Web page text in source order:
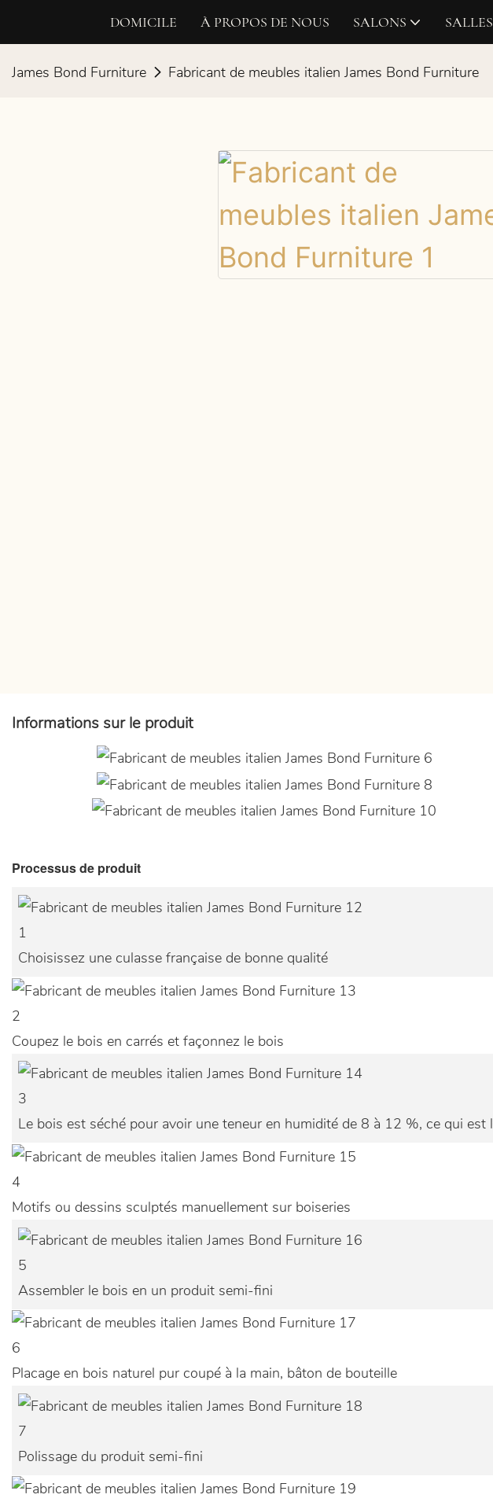
DOMICILE À PROPOS DE NOUS SALONS
James Bond Furniture Fabricant de meubles italien James Bond Furniture
Informations sur le produit
Processus de produit
1
Choisissez une culasse française de bonne qualité
2
Coupez le bois en carrés et façonnez le bois
3
Le bois est séché pour avoir une teneur en humidité de 8 à 12 %, ce qui est
4
Motifs ou dessins sculptés manuellement sur boiseries
5
Assembler le bois en un produit semi-fini
6
Placage en bois naturel pur coupé à la main, bâton de bouteille
7
Polissage du produit semi-fini